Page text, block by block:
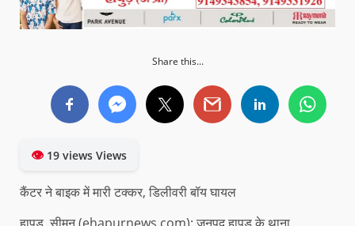
Share this...
👁19 views Views
कैंटर ने बाइक में मारी टक्कर, डिलीवरी बॉय घायल